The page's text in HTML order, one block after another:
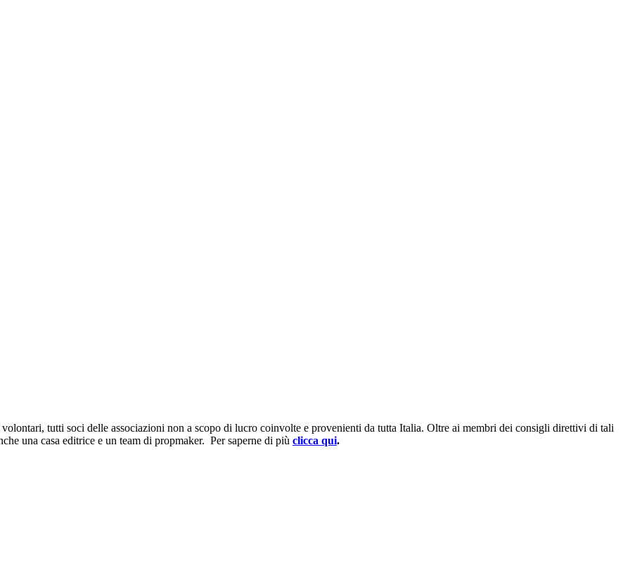
tutti soci delle associazioni non a scopo di lucro coinvolte e provenienti da tutta Italia. Oltre ai membri dei consigli direttivi di tali
una casa editrice e un team di propmaker. Per saperne di più clicca qui.